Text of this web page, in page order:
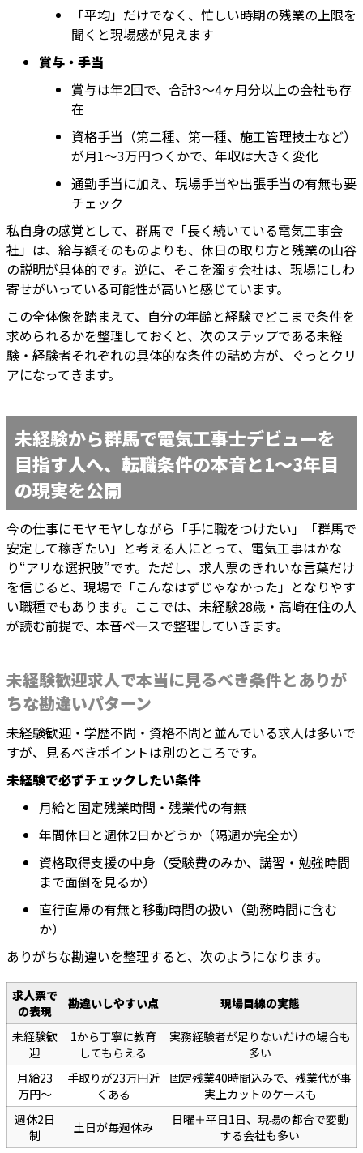
「平均」だけでなく、忙しい時期の残業の上限を
聞くと現場感が見えます
賞与・手当
賞与は年2回で、合計3〜4ヶ月分以上の会社も存
在
資格手当（第二種、第一種、施工管理技士など）
が月1〜3万円つくかで、年収は大きく変化
通勤手当に加え、現場手当や出張手当の有無も要
チェック
私自身の感覚として、群馬で「長く続いている電気工事会
社」は、給与額そのものよりも、休日の取り方と残業の山谷
の説明が具体的です。逆に、そこを濁す会社は、現場にしわ
寄せがいっている可能性が高いと感じています。
この全体像を踏まえて、自分の年齢と経験でどこまで条件を
求められるかを整理しておくと、次のステップである未経
験・経験者それぞれの具体的な条件の詰め方が、ぐっとクリ
アになってきます。
未経験から群馬で電気工事士デビューを
目指す人へ、転職条件の本音と1〜3年目
の現実を公開
今の仕事にモヤモヤしながら「手に職をつけたい」「群馬で
安定して稼ぎたい」と考える人にとって、電気工事はかな
り“アリな選択肢”です。ただし、求人票のきれいな言葉だけ
を信じると、現場で「こんなはずじゃなかった」となりやす
い職種でもあります。ここでは、未経験28歳・高崎在住の人
が読む前提で、本音ベースで整理していきます。
未経験歓迎求人で本当に見るべき条件とありが
ちな勘違いパターン
未経験歓迎・学歴不問・資格不問と並んでいる求人は多いで
すが、見るべきポイントは別のところです。
未経験で必ずチェックしたい条件
月給と固定残業時間・残業代の有無
年間休日と週休2日かどうか（隔週か完全か）
資格取得支援の中身（受験費のみか、講習・勉強時間
まで面倒を見るか）
直行直帰の有無と移動時間の扱い（勤務時間に含む
か）
ありがちな勘違いを整理すると、次のようになります。
求人票で
の表現
勘違いしやすい点 現場目線の実態
未経験歓
迎
1から丁寧に教育
してもらえる
実務経験者が足りないだけの場合も
多い
月給23
万円〜
手取りが23万円近
くある
固定残業40時間込みで、残業代が事
実上カットのケースも
週休2日
制
土日が毎週休み
日曜＋平日1日、現場の都合で変動
する会社も多い